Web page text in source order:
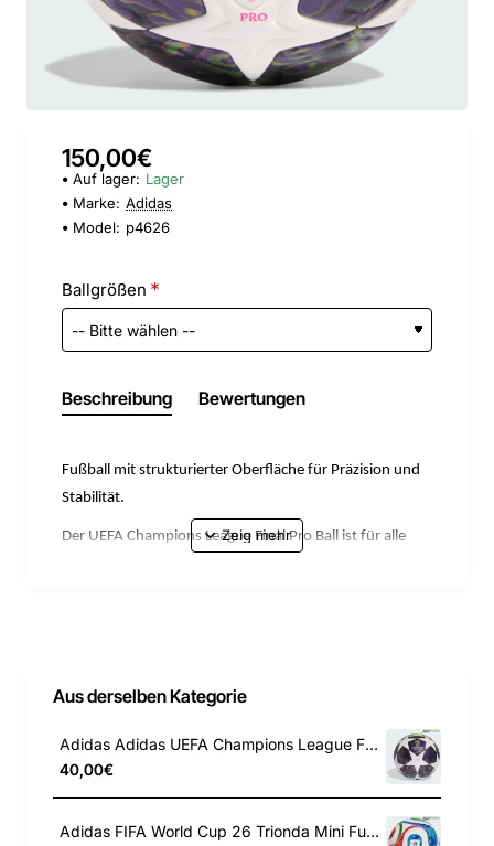
150,00€
Auf lager: Lager
Marke: Adidas
Model: p4626
Ballgrößen
Beschreibung Bewertungen
Fußball mit strukturierter Oberfläche für Präzision und
Stabilität.
Der UEFA Champions League Final Pro Ball ist für alle
Flugstabilität und Präzision und gibt dir bei jedem
gewährleistet die thermisch geklebte, nahtlose
Wasseraufnahme, sodass du dich bei
Aus derselben Kategorie
Adidas Adidas UEFA Champions League Final League Box Fussball JX9101
40,00€
Adidas FIFA World Cup 26 Trionda Mini Fussball